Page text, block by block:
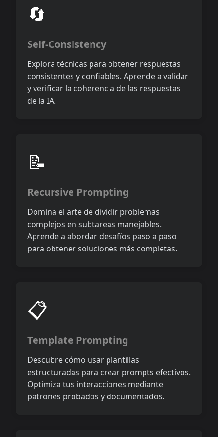
🔄
Self-Consistency
Explora técnicas para obtener respuestas
consistentes y confiables. Aprende a validar
y verificar la coherencia de las respuestas
de la IA.
📝
Recursive Prompting
Domina el arte de dividir problemas
complejos en subtareas manejables.
Aprende a abordar desafíos paso a paso
para obtener soluciones más completas.
📋
Template Prompting
Descubre cómo usar plantillas
estructuradas para crear prompts efectivos.
Optimiza tus interacciones mediante
patrones probados y documentados.